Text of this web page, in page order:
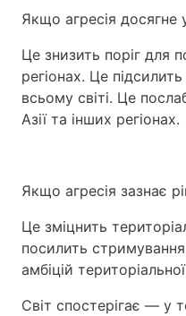
Якщо агресія досягне
Це знизить поріг для
регіонах. Це підсилить
всьому світі. Це
Азії та інших регіонах.
Якщо агресія зазнає
Це зміцнить
посилить
амбіцій
Світ спостерігає — у